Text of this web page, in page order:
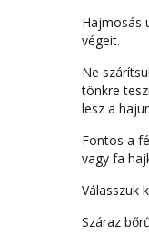
Hajmosás
végeit.
Ne
tönkre
lesz a
Fontos a
vagy fa
Válasszuk
Száraz